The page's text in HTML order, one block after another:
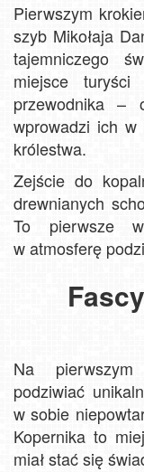
Pierwszym
szyb Mikołaja
tajemniczego
miejsce
przewodnika
wprowadzi ich w
królestwa.
Zejście do
drewnianych
To pierwsze
w atmosferę
Na
podziwiać
w sobie
Kopernika to
miał stać się